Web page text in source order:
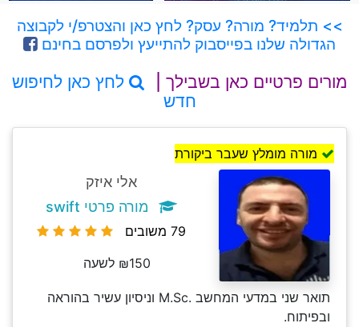
>> תלמיד? מורה? עסק? לחץ כאן והצטרפ/י לקבוצה
הגדולה שלנו בפייסבוק להתייעץ ולפרסם בחינם
מורים פרטיים כאן בשבילך |
לחץ כאן לחיפוש
חדש
מורה מומלץ שעבר ביקורת
אלי איזק
מורה פרטי swift
79 משובים
₪150 לשעה
תואר שני במדעי המחשב .M.Sc וניסיון עשיר בהוראה
ובפיתוח.